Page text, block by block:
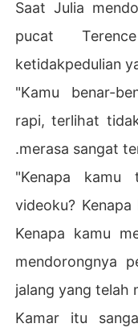
Saat Julia
pucat
ketidakpedulian
"Kamu benar-
rapi, terlihat
.merasa sangat
"Kenapa kamu
videoku?
Kenapa kamu
mendorongnya
jalang yang telah
Kamar itu